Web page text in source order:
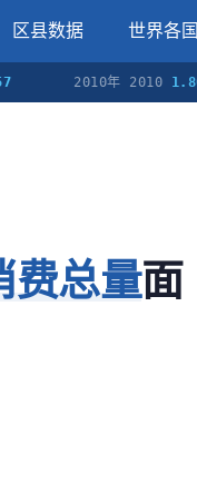
区县数据 世界各国
2010年 2010 1.80
费总量面